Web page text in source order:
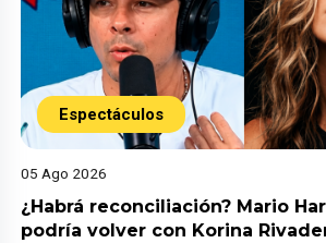
Espectáculos
05 Ago 2026
¿Habrá reconciliación? Mario
podría volver con Korina